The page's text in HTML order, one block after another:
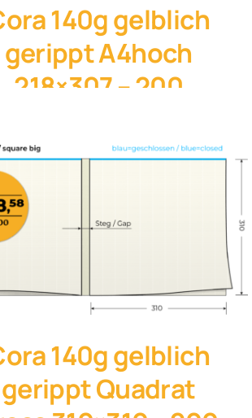
140g gelblich
gerippt A4hoch
218×307 – 200
11. März 2024
140g gelblich
gerippt Quadrat